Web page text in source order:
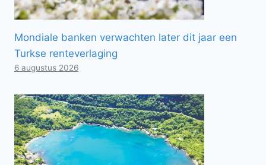
Mondiale banken verwachten later dit jaar een
Turkse renteverlaging
6 augustus 2026